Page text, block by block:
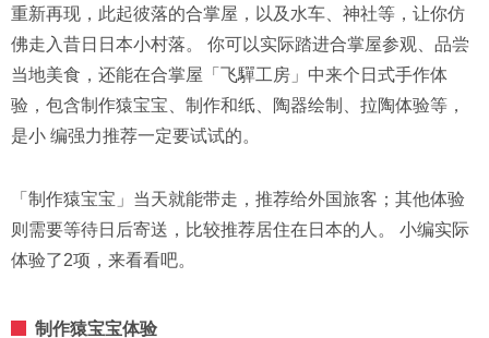
重新再现，此起彼落的合掌屋，以及水车、神社等，让你仿
佛走入昔日日本小村落。 你可以实际踏进合掌屋参观、品尝
当地美食，还能在合掌屋「飞驒工房」中来个日式手作体
验，包含制作猿宝宝、制作和纸、陶器绘制、拉陶体验等，
是小 编强力推荐一定要试试的。
「制作猿宝宝」当天就能带走，推荐给外国旅客；其他体验
则需要等待日后寄送，比较推荐居住在日本的人。 小编实际
体验了2项，来看看吧。
制作猿宝宝体验